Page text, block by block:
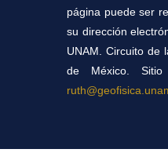
página puede ser
su dirección
UNAM. Circuito de
de México.